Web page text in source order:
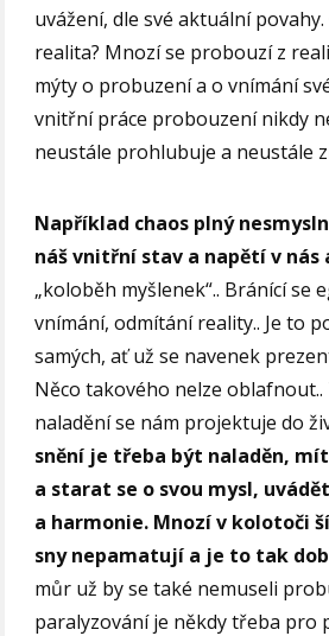
uvážení, dle své aktuální povahy.
realita? Mnozí se probouzí z
mýty o probuzení a o vnímání
vnitřní práce probouzení nikdy
neustále prohlubuje a neustále
Například chaos plný
náš vnitřní stav a napětí v nás
„koloběh myšlenek“.. Bránící se
vnímání, odmítání reality.. Je to
samých, ať už se navenek
Něco takového nelze oblafnout..
naladění se nám projektuje do
snění je třeba být naladěn, mít
a starat se o svou mysl,
a harmonie. Mnozí v kolotoči
sny nepamatují a je to tak
můr už by se také nemuseli
paralyzování je někdy třeba pro